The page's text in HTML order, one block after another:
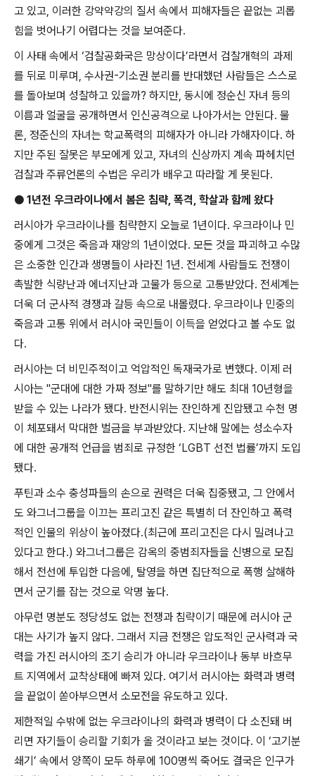
고 있고, 이러한 강약약강의 질서 속에서 피해자들은 끝없는 괴롭
힘을 벗어나기 어렵다는 것을 보여준다.
이 사태 속에서 ‘검찰공화국은 망상이다’라면서 검찰개혁의 과제
를 뒤로 미루며, 수사권-기소권 분리를 반대했던 사람들은 스스로
를 돌아보며 성찰하고 있을까? 하지만, 동시에 정순신 자녀 등의
이름과 얼굴을 공개하면서 인신공격으로 나아가서는 안된다. 물
론, 정준신의 자녀는 학교폭력의 피해자가 아니라 가해자이다. 하
지만 주된 잘못은 부모에게 있고, 자녀의 신상까지 계속 파헤치던
검찰과 주류언론의 수법은 우리가 배우고 따라할 게 못된다.
● 1년전 우크라이나에서 봄은 침략, 폭격, 학살과 함께 왔다
러시아가 우크라이나를 침략한지 오늘로 1년이다. 우크라이나 민
중에게 그것은 죽음과 재앙의 1년이었다. 모든 것을 파괴하고 수많
은 소중한 인간과 생명들이 사라진 1년. 전세계 사람들도 전쟁이
촉발한 식량난과 에너지난과 고물가 등으로 고통받았다. 전세계는
더욱 더 군사적 경쟁과 갈등 속으로 내몰렸다. 우크라이나 민중의
죽음과 고통 위에서 러시아 국민들이 이득을 얻었다고 볼 수도 없
다.
러시아는 더 비민주적이고 억압적인 독재국가로 변했다. 이제 러
시아는 "군대에 대한 가짜 정보"를 말하기만 해도 최대 10년형을
받을 수 있는 나라가 됐다. 반전시위는 잔인하게 진압됐고 수천 명
이 체포돼서 막대한 벌금을 부과받았다. 지난해 말에는 성소수자
에 대한 공개적 언급을 범죄로 규정한 ‘LGBT 선전 법률’까지 도입
됐다.
푸틴과 소수 충성파들의 손으로 권력은 더욱 집중됐고, 그 안에서
도 와그너그룹을 이끄는 프리고진 같은 특별히 더 잔인하고 폭력
적인 인물의 위상이 높아졌다.(최근에 프리고진은 다시 밀려나고
있다고 한다.) 와그너그룹은 감옥의 중범죄자들을 신병으로 모집
해서 전선에 투입한 다음에 , 탈영을 하면 집단적으로 폭행 살해하
면서 군기를 잡는 것으로 악명 높다.
아무런 명분도 정당성도 없는 전쟁과 침략이기 때문에 러시아 군
대는 사기가 높지 않다. 그래서 지금 전쟁은 압도적인 군사력과 국
력을 가진 러시아의 조기 승리가 아니라 우크라이나 동부 바흐무
트 지역에서 교착상태에 빠져 있다. 여기서 러시아는 화력과 병력
을 끝없이 쏟아부으면서 소모전을 유도하고 있다.
제한적일 수밖에 없는 우크라이나의 화력과 병력이 다 소진돼 버
리면 자기들이 승리할 기회가 올 것이라고 보는 것이다. 이 ‘고기분
쇄기 ’ 속에서 양쪽이 모두 하루에 100명씩 죽어도 결국은 인구가